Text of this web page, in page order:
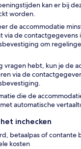
kan er bij
worden.
de accommodatie
via de contactgegevens
om
vragen hebt, kun je de
via de
die de
automatische
inchecken
betaalpas of contante
kosten